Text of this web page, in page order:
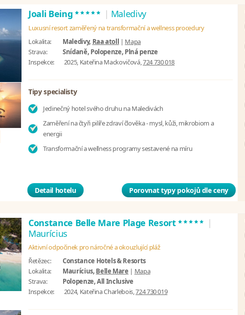
Joali Being ***** | Maledivy
Luxusní resort zaměřený na transformační a wellness procedury
Lokalita:
Maledivy, Raa atoll | Mapa
Strava:
Snídaně, Polopenze, Plná penze
Inspekce:
2025, Kateřina Mackovičová,724 730 018
Tipy specialisty
Jedinečný hotel svého druhu na Maledivách
Zaměření na čtyři pilíře zdraví člověka - mysl, kůži, mikrobiom a
energii
Transformační a wellness programy sestavené na míru
Detail hotelu Porovnat typy pokojů dle ceny
Constance Belle Mare Plage Resort***** |
Maurícius
Aktivní odpočinek pro náročné a okouzlující pláž
Řetězec:
Constance Hotels & Resorts
Lokalita:
Maurícius, Belle Mare | Mapa
Strava:
Polopenze, All Inclusive
Inspekce:
2024, Kateřina Charlebois,724 730 019